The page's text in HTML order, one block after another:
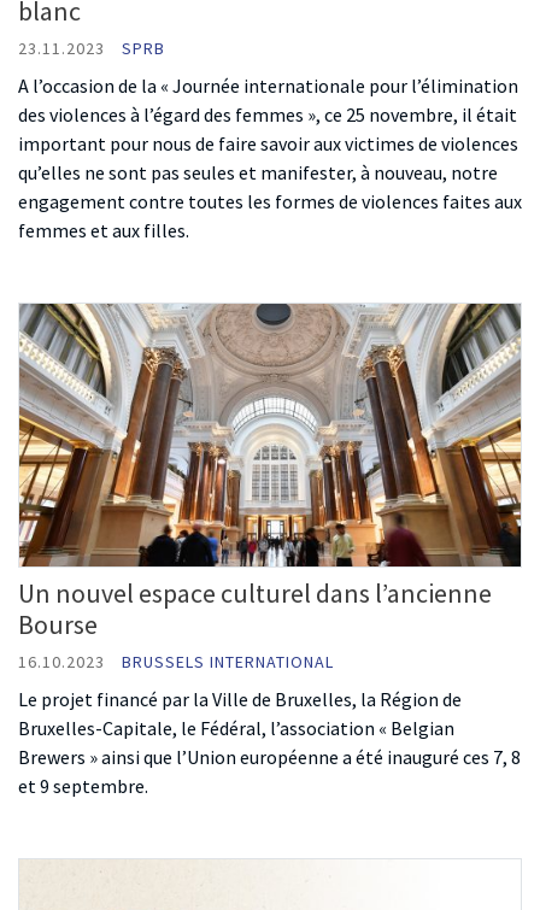
blanc
23.11.2023 SPRB
A l’occasion de la « Journée internationale pour l’élimination
des violences à l’égard des femmes », ce 25 novembre, il était
important pour nous de faire savoir aux victimes de violences
qu’elles ne sont pas seules et manifester, à nouveau, notre
engagement contre toutes les formes de violences faites aux
femmes et aux filles.
Un nouvel espace culturel dans l’ancienne
Bourse
16.10.2023 BRUSSELS INTERNATIONAL
Le projet financé par la Ville de Bruxelles, la Région de
Bruxelles-Capitale, le Fédéral, l’association « Belgian
Brewers » ainsi que l’Union européenne a été inauguré ces 7, 8
et 9 septembre.